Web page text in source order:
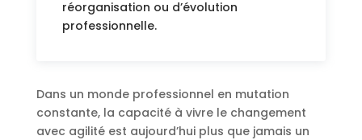
réorganisation ou d’évolution
professionnelle.
Dans un monde professionnel en mutation
constante, la capacité à vivre le changement
avec agilité est aujourd’hui plus que jamais un